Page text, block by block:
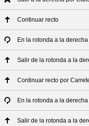
Continuar recto
En la rotonda a la
Salir de la rotonda a la
Continuar recto por
En la rotonda a la
Salir de la rotonda a la